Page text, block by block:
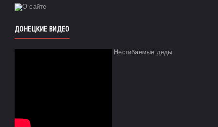
ДОНЕЦКИЕ ВИДЕО
Несгибаемые деды